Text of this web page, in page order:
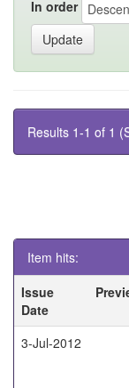
In order
Results 1-1 of 1
Item hits:
Issue
Date
3-Jul-2012